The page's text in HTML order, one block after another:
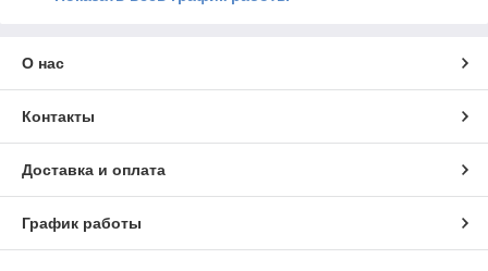
О нас
Контакты
Доставка и оплата
График работы